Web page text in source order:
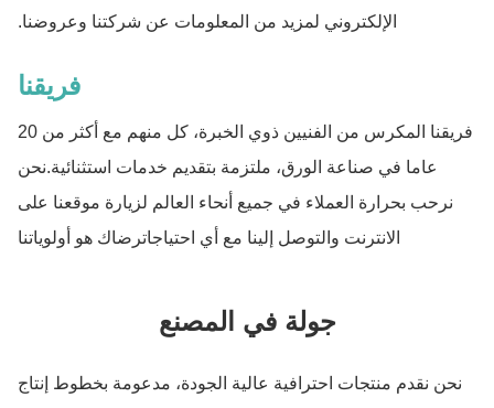
الإلكتروني لمزيد من المعلومات عن شركتنا وعروضنا.
فريقنا
فريقنا المكرس من الفنيين ذوي الخبرة، كل منهم مع أكثر من 20
عاما في صناعة الورق، ملتزمة بتقديم خدمات استثنائية.نحن
نرحب بحرارة العملاء في جميع أنحاء العالم لزيارة موقعنا على
الانترنت والتوصل إلينا مع أي احتياجاترضاك هو أولوياتنا
جولة في المصنع
نحن نقدم منتجات احترافية عالية الجودة، مدعومة بخطوط إنتاج